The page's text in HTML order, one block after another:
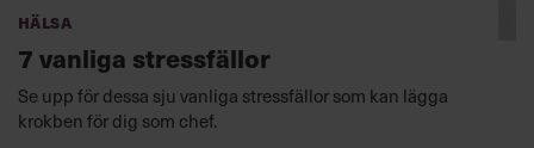
Hälsa
7 vanliga stressfällor
Se upp för dessa sju vanliga stressfällor som kan lägga
krokben för dig som chef.